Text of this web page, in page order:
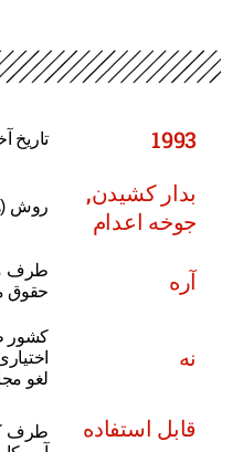
1993 تاریخ
بدار کشیدن,
جوخه اعدام
روش
آره
طرف
حقوق
نه
کشور
لغو
قابل استفاده
طرف